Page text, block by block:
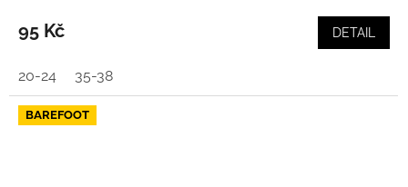
95 Kč DETAIL
20-24 35-38
BAREFOOT